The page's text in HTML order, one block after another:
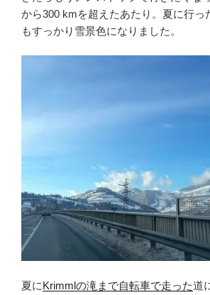
から300 kmを超えたあたり。夏に行っ
もすっかり雪景色になりました。
夏にKrimmlの滝まで自転車で走った道